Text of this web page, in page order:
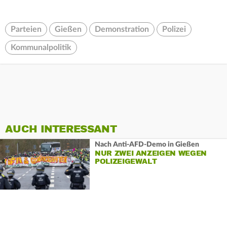
Parteien Gießen Demonstration Polizei
Kommunalpolitik
AUCH INTERESSANT
Nach Anti-AFD-Demo in Gießen
NUR ZWEI ANZEIGEN WEGEN
POLIZEIGEWALT